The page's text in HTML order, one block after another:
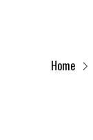
Home